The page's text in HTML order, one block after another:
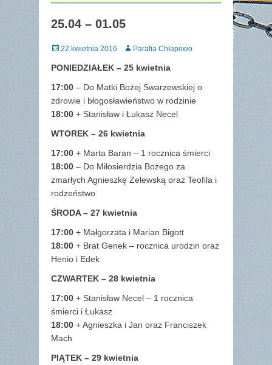
25.04 – 01.05
Posted
22 kwietnia 2016 AuthorParafia Chłapowo
PONIEDZIAŁEK – 25 kwietnia
17:00 – Do Matki Bożej Swarzewskiej o
zdrowie i błogosławieństwo w rodzinie
18:00 + Stanisław i Łukasz Necel
WTOREK – 26 kwietnia
17:00 + Marta Baran – 1 rocznica śmierci
18:00 – Do Miłosierdzia Bożego za
zmarłych Agnieszkę Zelewską oraz Teofila i
rodzeństwo
ŚRODA – 27 kwietnia
17:00 + Małgorzata i Marian Bigott
18:00 + Brat Genek – rocznica urodzin oraz
Henio i Edek
CZWARTEK – 28 kwietnia
17:00 + Stanisław Necel – 1 rocznica
śmierci i Łukasz
18:00 + Agnieszka i Jan oraz Franciszek
Mach
PIĄTEK – 29 kwietnia